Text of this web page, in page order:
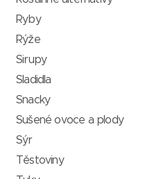
Ryby
Rýže
Sirupy
Sladidla
Snacky
Sušené ovoce a plody
Sýr
Těstoviny